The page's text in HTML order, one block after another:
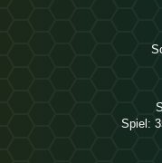
Spiel: